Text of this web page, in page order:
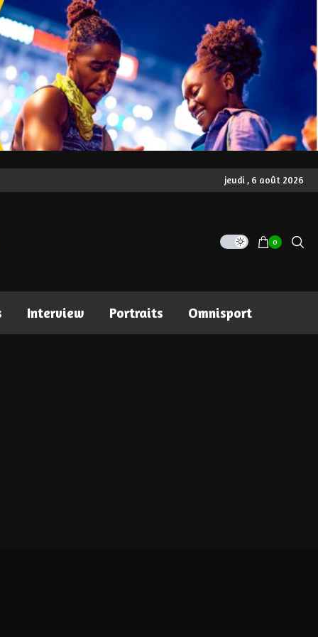
jeudi , 6 août 2026
0
Interview Portraits Omnisport